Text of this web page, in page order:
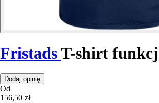
FristadsT-shirt
Dodaj opinię
Od
156,50 zł